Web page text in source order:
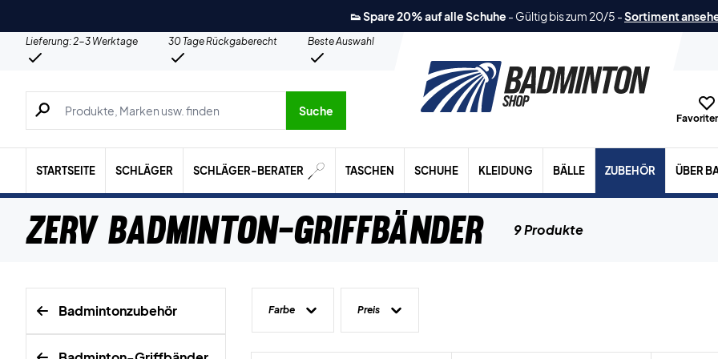
👟 Spare 20% auf alle Schuhe - Gültig bis zum 20/5 -Sortiment
Lieferung: 2-3 Werktage 30 Tage Rückgaberecht
Beste Auswahl
Suche nach Produkten, Marken usw.
Suche
STARTSEITE SCHLÄGER SCHLÄGER-BERATER TASCHEN SCHUHE KLEIDUNG BÄLLE ZUBEHÖR ÜBER
ZERV Badminton-Griffbänder 9 Produkte
Badmintonzubehör Farbe Preis